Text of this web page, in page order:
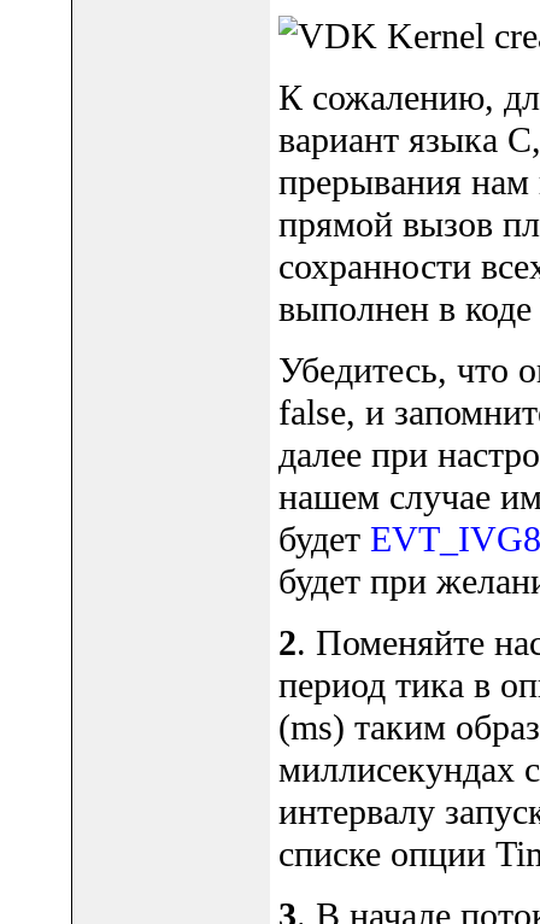
К сожалению,
вариант языка
прерывания нам
прямой вызов
сохранности
выполнен в
Убедитесь, что
false, и
далее при
нашем случае
будет
будет при
2. Поменяйте
период тика в
(ms) таким
миллисекундах
интервалу
списке опции